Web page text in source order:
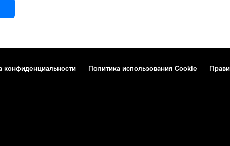
конфиденциальности Политика использования Cookie